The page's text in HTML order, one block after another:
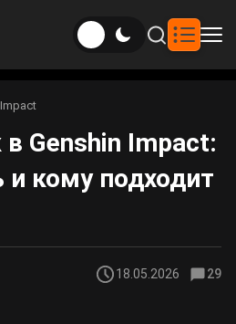
Rail
Zero
Rail
Genshin Impact:
и кому подходит
18.05.2026 29